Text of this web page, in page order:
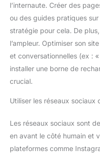
l’internaute. Créer des
ou des guides pratiques
stratégie pour cela. De
l’ampleur. Optimiser son
et conversationnelles (ex :
installer une borne de
crucial.
Utiliser les réseaux sociaux
Les réseaux sociaux sont
en avant le côté humain et
plateformes comme